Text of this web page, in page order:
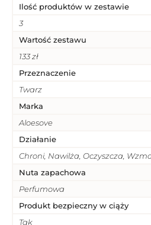
Ilość produktów w zestawie
3
Wartość zestawu
133 zł
Przeznaczenie
Twarz
Marka
Aloesove
Działanie
Chroni, Nawilża, Oczyszcza,
Nuta zapachowa
Perfumowa
Produkt bezpieczny w ciąży
Tak